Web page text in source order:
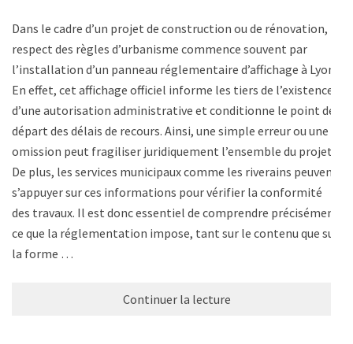
Dans le cadre d’un projet de construction ou de rénovation, le
respect des règles d’urbanisme commence souvent par
l’installation d’un panneau réglementaire d’affichage à Lyon.
En effet, cet affichage officiel informe les tiers de l’existence
d’une autorisation administrative et conditionne le point de
départ des délais de recours. Ainsi, une simple erreur ou une
omission peut fragiliser juridiquement l’ensemble du projet.
De plus, les services municipaux comme les riverains peuvent
s’appuyer sur ces informations pour vérifier la conformité
des travaux. Il est donc essentiel de comprendre précisément
ce que la réglementation impose, tant sur le contenu que sur
la forme …
Continuer la lecture